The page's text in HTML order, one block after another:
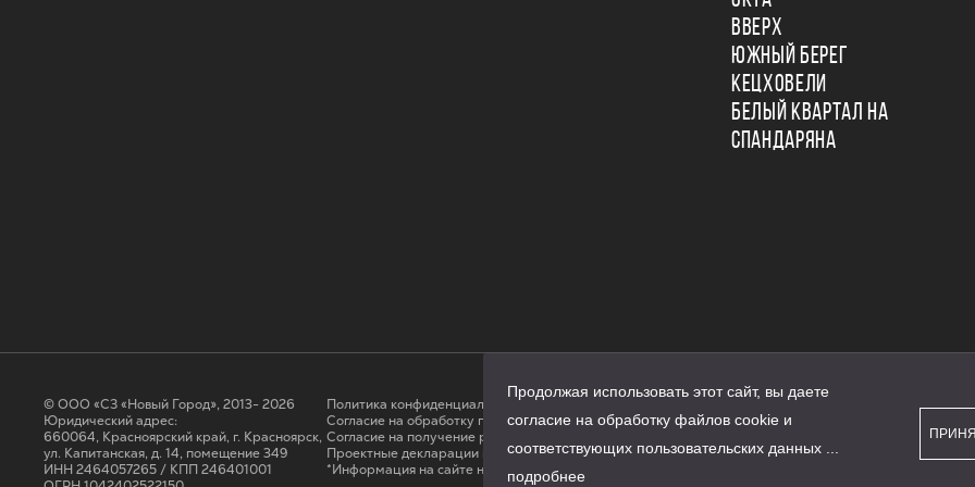
ВВЕРХ
ЮЖНЫЙ БЕРЕГ
КЕЦХОВЕЛИ
БЕЛЫЙ КВАРТАЛ НА
СПАНДАРЯНА
© ООО «СЗ «Новый Город», 2013- 2026
Юридический адрес:
660064, Красноярский край, г. Красноярск,
ул. Капитанская, д. 14, помещение 349
ИНН 2464057265 / КПП 246401001
Политика конфиденциальности
Согласие на обработку персональных данных
Cогласие на получение рассылки
Проектные декларации на сайте наш.дом.рф
*Информация на сайте не является публичной офертой
Продолжая использовать этот сайт, вы даете
согласие на обработку файлов cookie и
соответствующих пользовательских данных
подробнее